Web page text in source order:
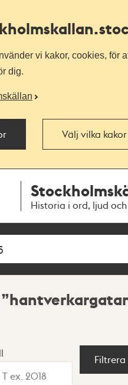
vi kakor, cookies, för
dig.
Välj vilka
Historia i ord, ljud